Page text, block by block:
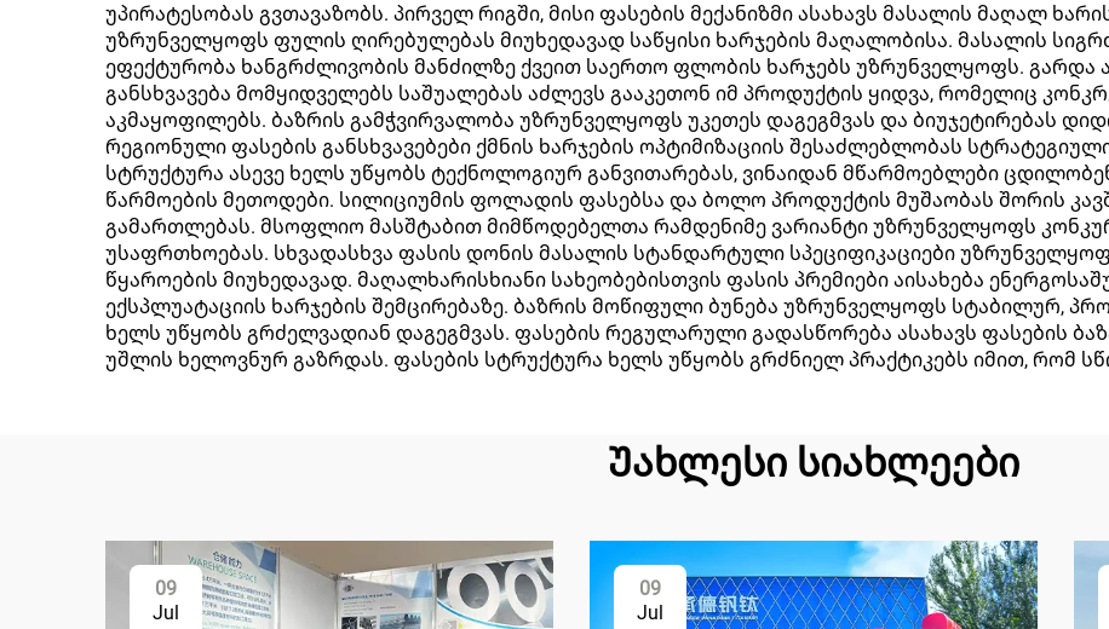
უპირატესობას გვთავაზობს. პირველ რიგში, მისი ფასების მექანიზმი ასახავს მასალის მაღალ
უზრუნველყოფს ფულის ღირებულებას მიუხედავად საწყისი ხარჯების მაღალობისა. მასალის
ეფექტურობა ხანგრძლივობის მანძილზე ქვეით საერთო ფლობის ხარჯებს უზრუნველყოფს. გარდა
განსხვავება მომყიდველებს საშუალებას აძლევს გააკეთონ იმ პროდუქტის ყიდვა, რომელიც
აკმაყოფილებს. ბაზრის გამჭვირვალობა უზრუნველყოფს უკეთეს დაგეგმვას და ბიუჯეტირებას
რეგიონული ფასების განსხვავებები ქმნის ხარჯების ოპტიმიზაციის შესაძლებლობას
სტრუქტურა ასევე ხელს უწყობს ტექნოლოგიურ განვითარებას, ვინაიდან მწარმოებლები
წარმოების მეთოდები. სილიციუმის ფოლადის ფასებსა და ბოლო პროდუქტის მუშაობას შორის
გამართლებას. მსოფლიო მასშტაბით მიმწოდებელთა რამდენიმე ვარიანტი უზრუნველყოფს
უსაფრთხოებას. სხვადასხვა ფასის დონის მასალის სტანდარტული სპეციფიკაციები
წყაროების მიუხედავად. მაღალხარისხიანი სახეობებისთვის ფასის პრემიები აისახება
ექსპლუატაციის ხარჯების შემცირებაზე. ბაზრის მოწიფული ბუნება უზრუნველყოფს სტაბილურ,
ხელს უწყობს გრძელვადიან დაგეგმვას. ფასების რეგულარული გადასწორება ასახავს ფასების
უშლის ხელოვნურ გაზრდას. ფასების სტრუქტურა ხელს უწყობს გრძნიელ პრაქტიკებს იმით, რომ
Უახლესი სიახლეები
09
Jul
09
Jul